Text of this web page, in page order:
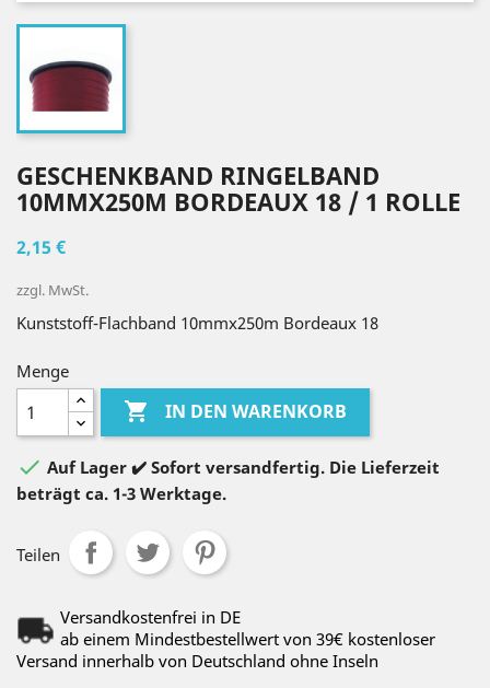
GESCHENKBAND RINGELBAND
10MMX250M BORDEAUX 18 / 1 ROLLE
2,15 €
zzgl. MwSt.
Kunststoff-Flachband 10mmx250m Bordeaux 18
Menge
 IN DEN WARENKORB
 Auf Lager ✔️ Sofort versandfertig. Die Lieferzeit
beträgt ca. 1-3 Werktage.
Teilen
Versandkostenfrei in DE
ab einem Mindestbestellwert von 39€ kostenloser
Versand innerhalb von Deutschland ohne Inseln